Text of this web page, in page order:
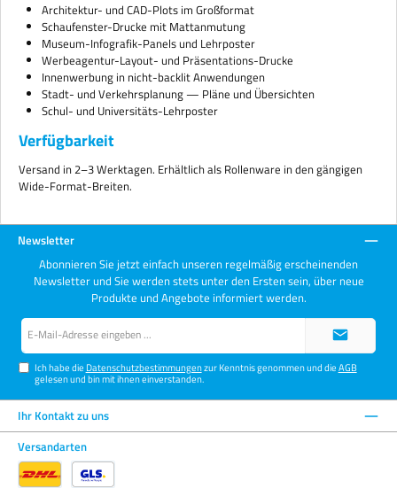
Architektur- und CAD-Plots im Großformat
Schaufenster-Drucke mit Mattanmutung
Museum-Infografik-Panels und Lehrposter
Werbeagentur-Layout- und Präsentations-Drucke
Innenwerbung in nicht-backlit Anwendungen
Stadt- und Verkehrsplanung — Pläne und Übersichten
Schul- und Universitäts-Lehrposter
Verfügbarkeit
Versand in 2–3 Werktagen. Erhältlich als Rollenware in den gängigen
Wide-Format-Breiten.
Newsletter
Abonnieren Sie jetzt einfach unseren regelmäßig erscheinenden
Newsletter und Sie werden stets unter den Ersten sein, über neue
Produkte und Angebote informiert werden.
Ich habe die Datenschutzbestimmungenzur Kenntnis genommen und dieAGB
gelesen und bin mit ihnen einverstanden.
Ihr Kontakt zu uns
Versandarten